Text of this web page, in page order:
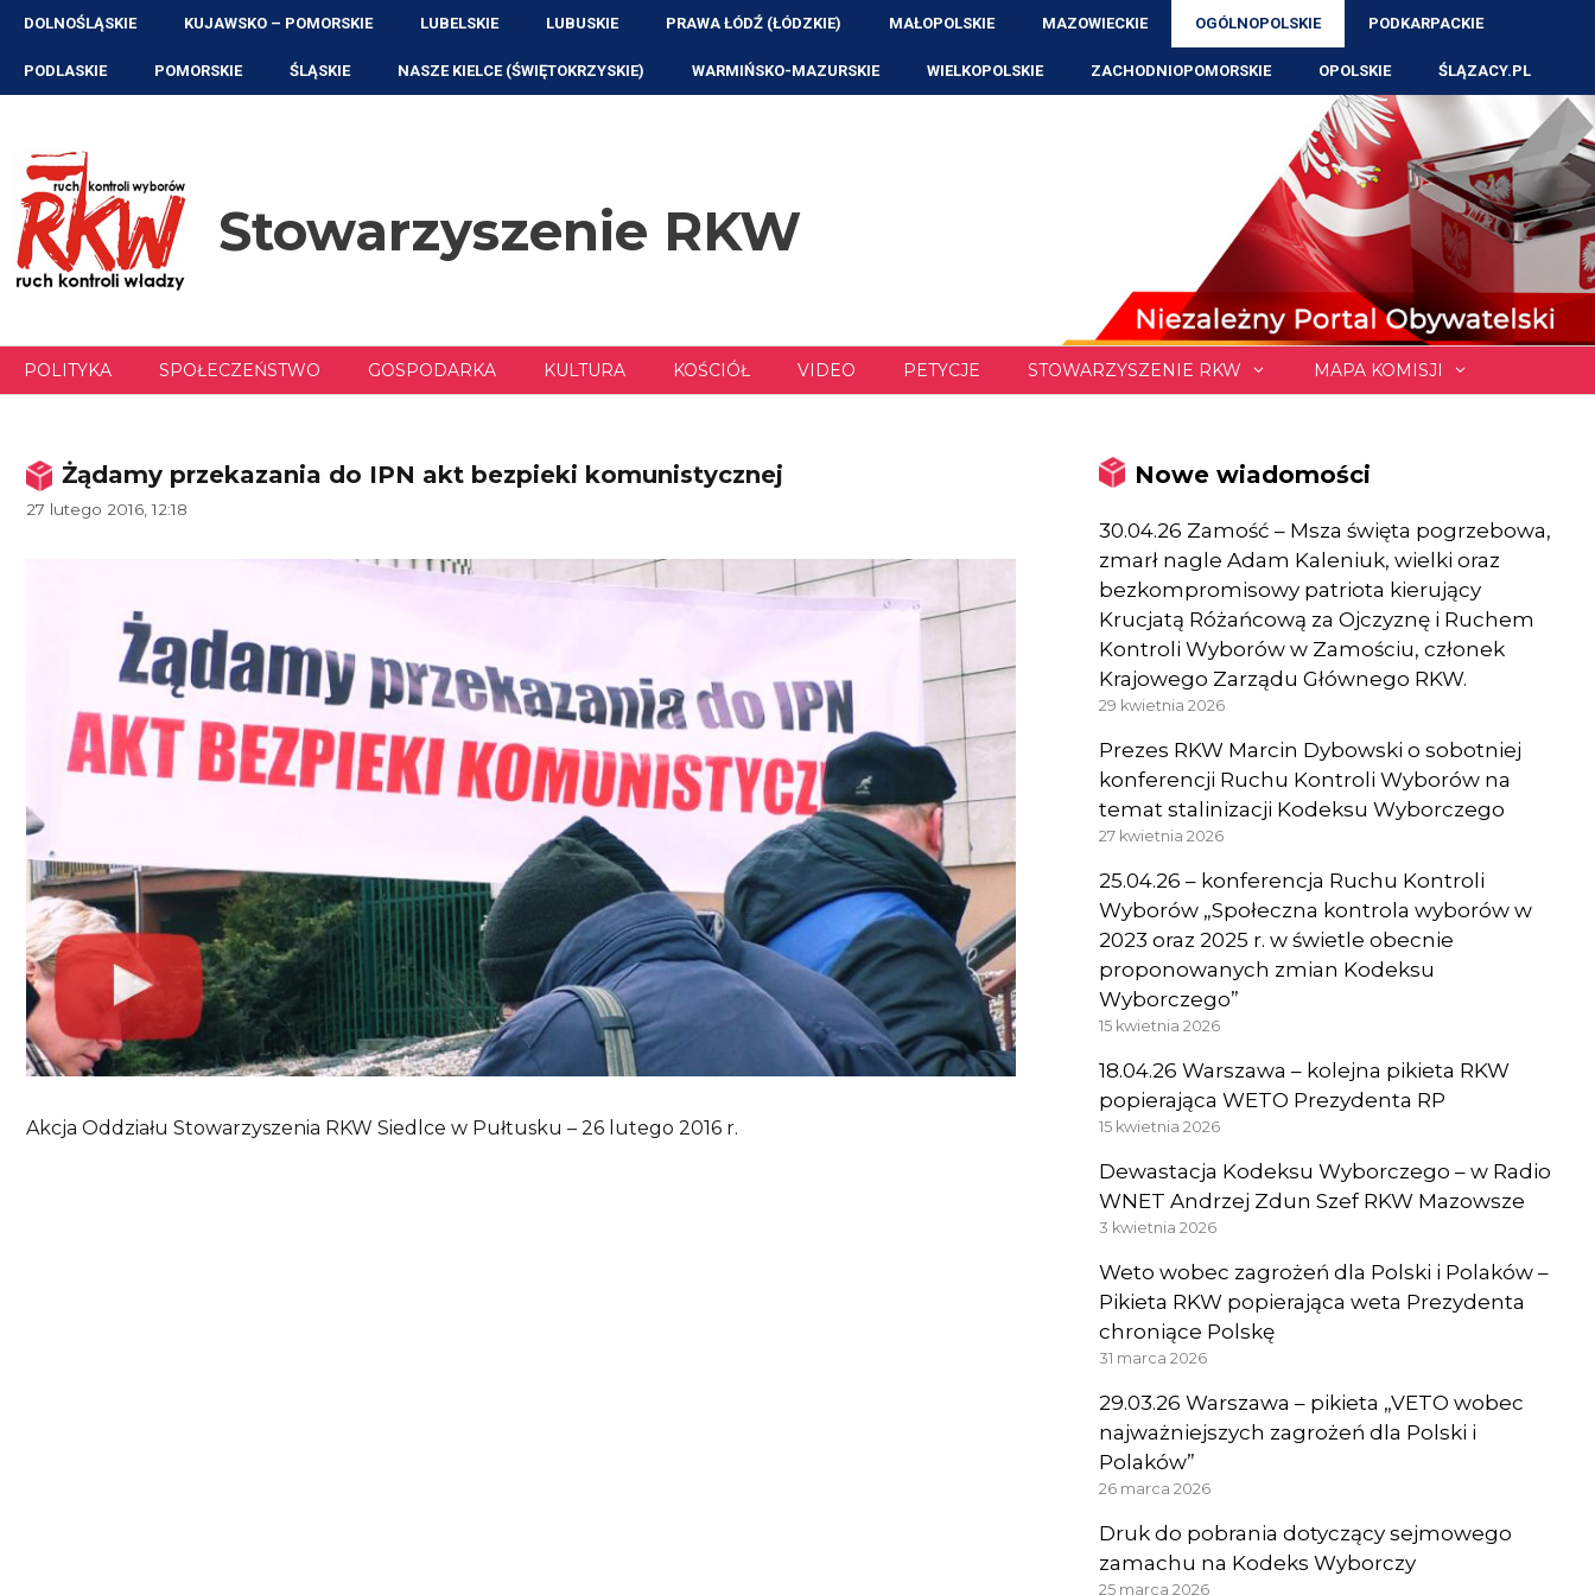
Przejdź
treści
DOLNOŚLĄSKIE KUJAWSKO – POMORSKIE LUBELSKIE LUBUSKIE PRAWA ŁÓDŹ (ŁÓDZKIE) MAŁOPOLSKIE MAZOWIECKIE OGÓLNOPOLSKIE PODKARPACKIE
PODLASKIE POMORSKIE ŚLĄSKIE NASZE KIELCE (ŚWIĘTOKRZYSKIE) WARMIŃSKO-MAZURSKIE WIELKOPOLSKIE ZACHODNIOPOMORSKIE OPOLSKIE ŚLĄZACY.PL
Stowarzyszenie RKW
POLITYKA SPOŁECZEŃSTWO GOSPODARKA KULTURA KOŚCIÓŁ VIDEO PETYCJE STOWARZYSZENIE RKW MAPA KOMISJI
Żądamy przekazania do IPN akt bezpieki komunistycznej
27 lutego 2016, 12:18
Akcja Oddziału Stowarzyszenia RKW Siedlce w Pułtusku – 26 lutego 2016 r.
Nowe wiadomości
30.04.26 Zamość – Msza święta pogrzebowa,
zmarł nagle Adam Kaleniuk, wielki oraz
bezkompromisowy patriota kierujący
Krucjatą Różańcową za Ojczyznę i Ruchem
Kontroli Wyborów w Zamościu, członek
Krajowego Zarządu Głównego RKW.
29 kwietnia 2026
Prezes RKW Marcin Dybowski o sobotniej
konferencji Ruchu Kontroli Wyborów na
temat stalinizacji Kodeksu Wyborczego
27 kwietnia 2026
25.04.26 – konferencja Ruchu Kontroli
Wyborów „Społeczna kontrola wyborów w
2023 oraz 2025 r. w świetle obecnie
proponowanych zmian Kodeksu
Wyborczego”
15 kwietnia 2026
18.04.26 Warszawa – kolejna pikieta RKW
popierająca WETO Prezydenta RP
15 kwietnia 2026
Dewastacja Kodeksu Wyborczego – w Radio
WNET Andrzej Zdun Szef RKW Mazowsze
3 kwietnia 2026
Weto wobec zagrożeń dla Polski i Polaków –
Pikieta RKW popierająca weta Prezydenta
chroniące Polskę
31 marca 2026
29.03.26 Warszawa – pikieta „VETO wobec
najważniejszych zagrożeń dla Polski i
Polaków”
26 marca 2026
Druk do pobrania dotyczący sejmowego
zamachu na Kodeks Wyborczy
25 marca 2026